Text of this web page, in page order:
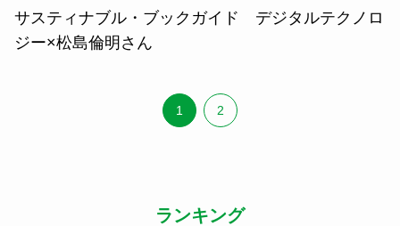
サスティナブル・ブックガイド デジタルテクノロ
ジー×松島倫明さん
1 2
ランキング